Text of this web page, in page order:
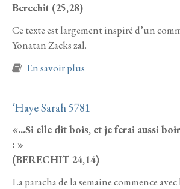
Berechit (25,28)
Ce texte est largement inspiré d’un
Yonatan Zacks zal.
En savoir plus
‘Haye Sarah 5781
«...Si elle dit bois, et je ferai aussi
: »
(BERECHIT 24,14)
La paracha de la semaine commence avec